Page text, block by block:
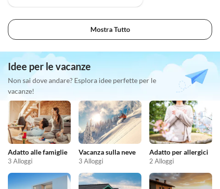
Mostra Tutto
Idee per le vacanze
Non sai dove andare? Esplora idee perfette per le
vacanze!
Adatto alle famiglie
3 Alloggi
Vacanza sulla neve
3 Alloggi
Adatto per allergici
2 Alloggi